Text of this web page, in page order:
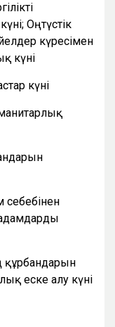
Оңтүстік
күресімен
күні
күні
себебінен
құрбандарын
еске алу күні